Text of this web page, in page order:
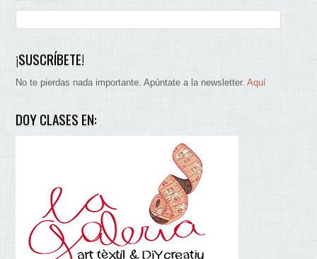
¡SUSCRÍBETE!
No te pierdas nada importante. Apúntate a la newsletter.Aquí
DOY CLASES EN: